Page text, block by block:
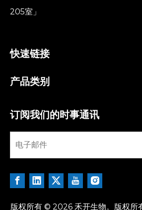
205室」
快速链接
产品类别
订阅我们的时事通讯
版权所有 © 2026 禾开生物。版权所